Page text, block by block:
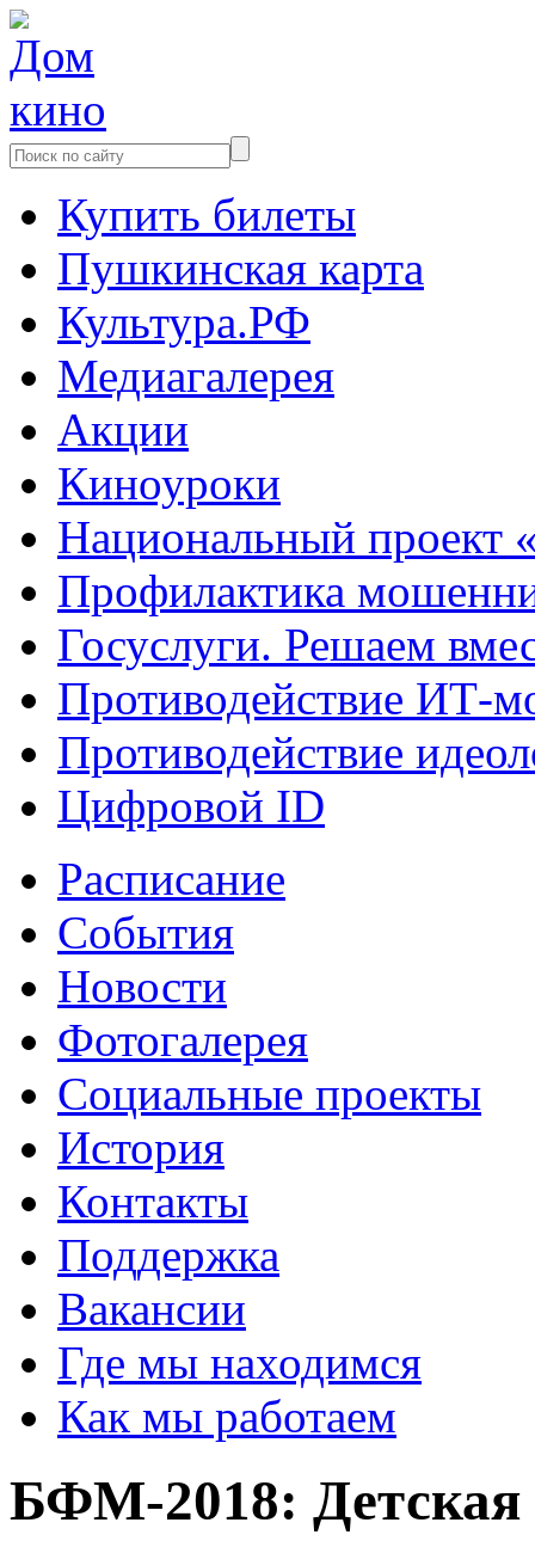
Купить билеты
Пушкинская карта
Культура.РФ
Медиагалерея
Акции
Киноуроки
Национальный проект
Профилактика
Госуслуги. Решаем
Противодействие ИТ-
Противодействие
Цифровой ID
Расписание
События
Новости
Фотогалерея
Социальные проекты
История
Контакты
Поддержка
Вакансии
Где мы находимся
Как мы работаем
БФМ-2018: